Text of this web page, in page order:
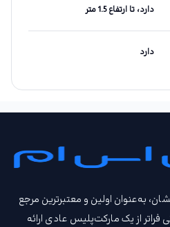
دارد، تا ارتفاع 1.5 متر
دارد
درخشان، به‌عنوان اولین و معتبرترین مرجع
از یک مارکت‌پلیس عادی ارائه